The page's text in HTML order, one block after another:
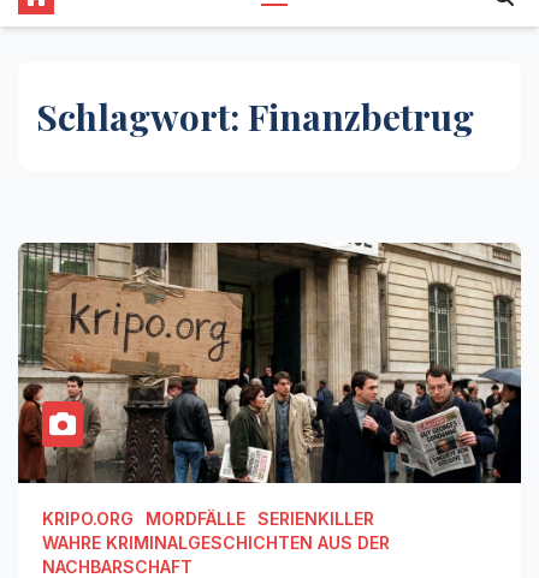
Schlagwort: Finanzbetrug
KRIPO.ORG MORDFÄLLE SERIENKILLER
WAHRE KRIMINALGESCHICHTEN AUS DER
NACHBARSCHAFT